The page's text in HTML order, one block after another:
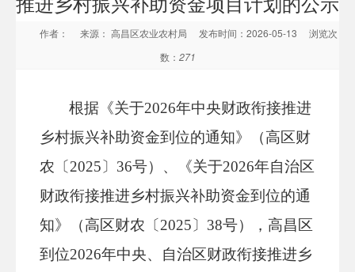
作者： 来源： 高昌区农业农村局 发布时间：2026-05-13
浏览次
数： 271
根据《关于2026年中央财政衔接推进
乡村振兴补助资金到位的通知》（高区财
农 〔 2025 〕 36号）、《关于2026年自治区
财政衔接推进乡村振兴补助资金到位的通
知》（高区财农 〔 2025 〕 38号），高昌区
到位2026年中央、自治区财政衔接推进乡